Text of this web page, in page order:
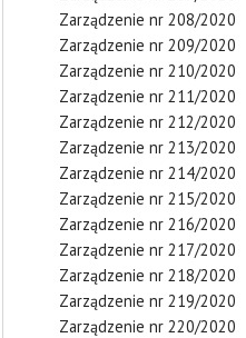
Zarządzenie nr 208/2020
Zarządzenie nr 209/2020
Zarządzenie nr 210/2020
Zarządzenie nr 211/2020
Zarządzenie nr 212/2020
Zarządzenie nr 213/2020
Zarządzenie nr 214/2020
Zarządzenie nr 215/2020
Zarządzenie nr 216/2020
Zarządzenie nr 217/2020
Zarządzenie nr 218/2020
Zarządzenie nr 219/2020
Zarządzenie nr 220/2020